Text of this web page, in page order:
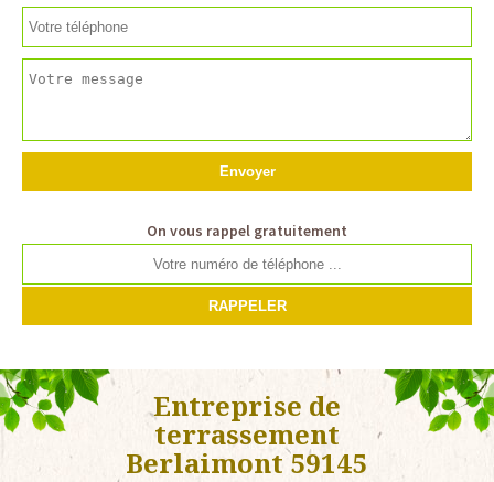
On vous rappel gratuitement
Entreprise de
terrassement
Berlaimont 59145